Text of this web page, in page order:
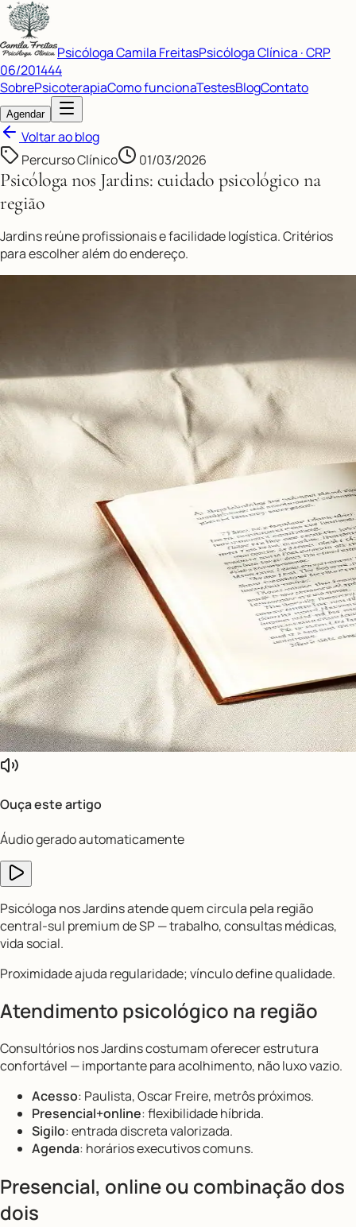
Psicóloga Camila FreitasPsicóloga Clínica · CRP
06/201444
SobrePsicoterapiaComo funcionaTestesBlogContato
Agendar
Voltar ao blog
Percurso Clínico
01/03/2026
Psicóloga nos Jardins: cuidado psicológico na
região
Jardins reúne profissionais e facilidade logística. Critérios
para escolher além do endereço.
Ouça este artigo
Áudio gerado automaticamente
Psicóloga nos Jardins atende quem circula pela região
central-sul premium de SP — trabalho, consultas médicas,
vida social.
Proximidade ajuda regularidade; vínculo define qualidade.
Atendimento psicológico na região
Consultórios nos Jardins costumam oferecer estrutura
confortável — importante para acolhimento, não luxo vazio.
Acesso: Paulista, Oscar Freire, metrôs próximos.
Presencial+online: flexibilidade híbrida.
Sigilo: entrada discreta valorizada.
Agenda: horários executivos comuns.
Presencial, online ou combinação dos
dois